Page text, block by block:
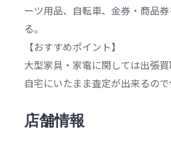
ーツ用品、自転車、金券・商品
る。
【おすすめポイント】
大型家具・家電に関しては出張買
自宅にいたまま査定が出来るので
店舗情報